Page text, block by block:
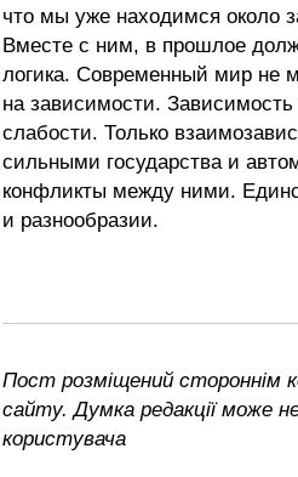
что мы уже находимся около
Вместе с ним, в прошлое
логика. Современный мир не
на зависимости.
слабости. Только
сильными государства и
конфликты между ними.
и разнообразии.
Пост розміщений стороннім
сайту. Думка редакції може
користувача